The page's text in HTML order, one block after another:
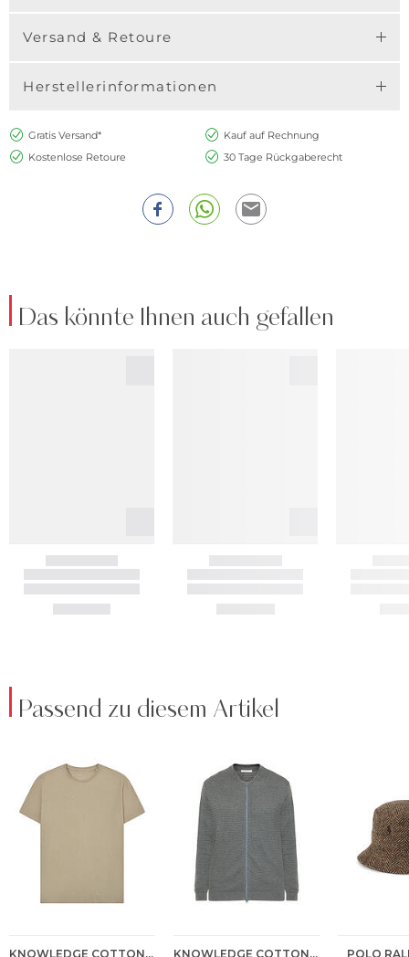
Versand & Retoure
Herstellerinformationen
Gratis Versand*
Kauf auf Rechnung
Kostenlose Retoure
30 Tage Rückgaberecht
Das könnte Ihnen auch gefallen
Passend zu diesem Artikel